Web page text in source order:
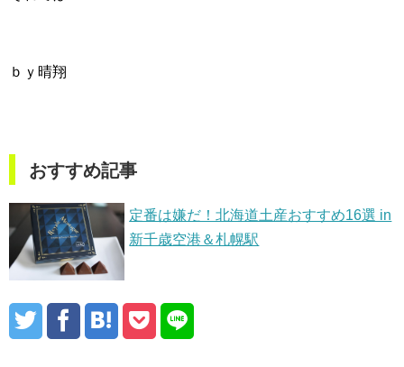
ｂｙ晴翔
おすすめ記事
定番は嫌だ！北海道土産おすすめ16選 in
新千歳空港＆札幌駅